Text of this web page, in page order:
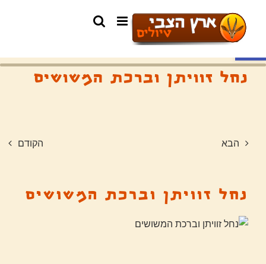
פתח סרגל נגישות
נחל זוויתן וברכת המשושים
הקודם הבא
נחל זוויתן וברכת המשושים